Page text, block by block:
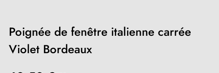
Poignée de fenêtre italienne carrée
Violet Bordeaux